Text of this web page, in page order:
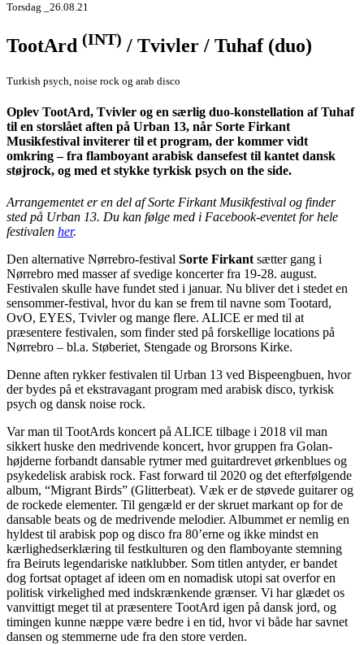
Torsdag _26.08.21
TootArd (INT) / Tvivler / Tuhaf (duo)
Turkish psych, noise rock og arab disco
Oplev TootArd, Tvivler og en særlig duo-konstellation af Tuhaf
til en storslået aften på Urban 13, når Sorte Firkant
Musikfestival inviterer til et program, der kommer vidt
omkring – fra flamboyant arabisk dansefest til kantet dansk
støjrock, og med et stykke tyrkisk psych on the side.
Arrangementet er en del af Sorte Firkant Musikfestival og finder
sted på Urban 13. Du kan følge med i Facebook-eventet for hele
festivalen her.
Den alternative Nørrebro-festival Sorte Firkant sætter gang i
Nørrebro med masser af svedige koncerter fra 19-28. august.
Festivalen skulle have fundet sted i januar. Nu bliver det i stedet en
sensommer-festival, hvor du kan se frem til navne som Tootard,
OvO, EYES, Tvivler og mange flere. ALICE er med til at
præsentere festivalen, som finder sted på forskellige locations på
Nørrebro – bl.a. Støberiet, Stengade og Brorsons Kirke.
Denne aften rykker festivalen til Urban 13 ved Bispeengbuen, hvor
der bydes på et ekstravagant program med arabisk disco, tyrkisk
psych og dansk noise rock.
Var man til TootArds koncert på ALICE tilbage i 2018 vil man
sikkert huske den medrivende koncert, hvor gruppen fra Golan-
højderne forbandt dansable rytmer med guitardrevet ørkenblues og
psykedelisk arabisk rock. Fast forward til 2020 og det efterfølgende
album, “Migrant Birds” (Glitterbeat). Væk er de støvede guitarer og
de rockede elementer. Til gengæld er der skruet markant op for de
dansable beats og de medrivende melodier. Albummet er nemlig en
hyldest til arabisk pop og disco fra 80’erne og ikke mindst en
kærlighedserklæring til festkulturen og den flamboyante stemning
fra Beiruts legendariske natklubber. Som titlen antyder, er bandet
dog fortsat optaget af ideen om en nomadisk utopi sat overfor en
politisk virkelighed med indskrænkende grænser. Vi har glædet os
vanvittigt meget til at præsentere TootArd igen på dansk jord, og
timingen kunne næppe være bedre i en tid, hvor vi både har savnet
dansen og stemmerne ude fra den store verden.